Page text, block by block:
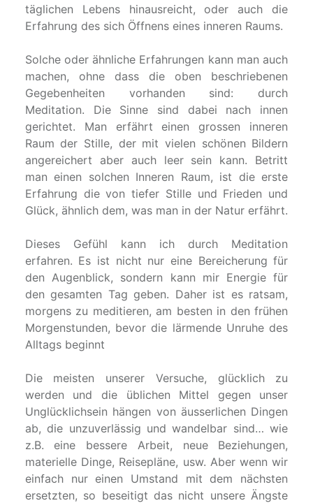
täglichen Lebens hinausreicht, oder auch die
Erfahrung des sich Öffnens eines inneren Raums.
Solche oder ähnliche Erfahrungen kann man auch
machen, ohne dass die oben beschriebenen
Gegebenheiten vorhanden sind: durch
Meditation. Die Sinne sind dabei nach innen
gerichtet. Man erfährt einen grossen inneren
Raum der Stille, der mit vielen schönen Bildern
angereichert aber auch leer sein kann. Betritt
man einen solchen Inneren Raum, ist die erste
Erfahrung die von tiefer Stille und Frieden und
Glück, ähnlich dem, was man in der Natur erfährt.
Dieses Gefühl kann ich durch Meditation
erfahren. Es ist nicht nur eine Bereicherung für
den Augenblick, sondern kann mir Energie für
den gesamten Tag geben. Daher ist es ratsam,
morgens zu meditieren, am besten in den frühen
Morgenstunden, bevor die lärmende Unruhe des
Alltags beginnt
Die meisten unserer Versuche, glücklich zu
werden und die üblichen Mittel gegen unser
Unglücklichsein hängen von äusserlichen Dingen
ab, die unzuverlässig und wandelbar sind… wie
z.B. eine bessere Arbeit, neue Beziehungen,
materielle Dinge, Reisepläne, usw. Aber wenn wir
einfach nur einen Umstand mit dem nächsten
ersetzten, so beseitigt das nicht unsere Ängste